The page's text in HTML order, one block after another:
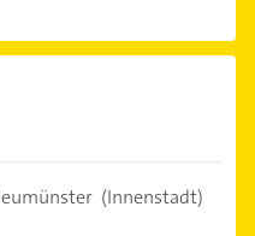
(Innenstadt)